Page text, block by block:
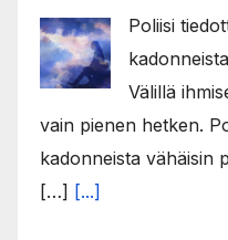
Poliisi
Välillä
vain pienen hetken.
kadonneista vähäisin
[…] [...]